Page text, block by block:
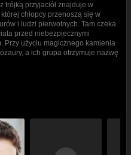
trójką przyjaciół znajduje w
chłopcy przenoszą się w
i ludzi pierwotnych. Tam czeka
przed niebezpiecznymi
Przy użyciu magicznego kamienia
a ich grupa otrzymuje nazwę